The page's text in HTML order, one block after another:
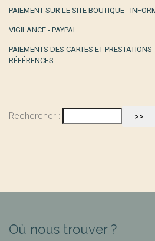
PAIEMENT SUR LE SITE BOUTIQUE -
VIGILANCE - PAYPAL
PAIEMENTS DES CARTES ET
RÉFÉRENCES
Rechercher :
Où nous trouver ?